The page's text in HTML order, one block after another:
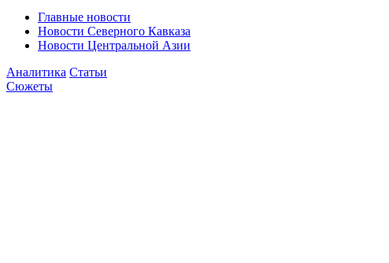
Главные новости
Новости Северного Кавказа
Новости Центральной Азии
Аналитика Статьи
Сюжеты